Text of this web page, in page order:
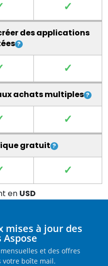
✓
des applications
✓
achats multiples
✓
gratuit
✓
en USD
mises à jour des
et des offres
boîte mail.